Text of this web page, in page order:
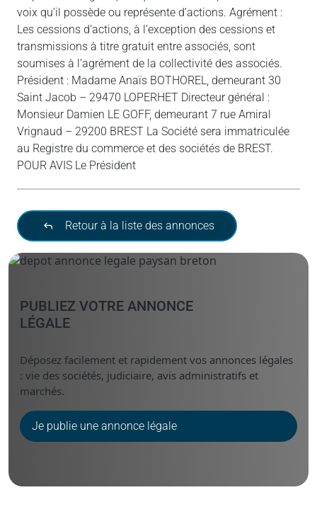
voix qu’il possède ou représente d’actions. Agrément :
Les cessions d’actions, à l’exception des cessions et
transmissions à titre gratuit entre associés, sont
soumises à l’agrément de la collectivité des associés.
Président : Madame Anaïs BOTHOREL, demeurant 30
Saint Jacob – 29470 LOPERHET Directeur général :
Monsieur Damien LE GOFF, demeurant 7 rue Amiral
Vrignaud – 29200 BREST La Société sera immatriculée
au Registre du commerce et des sociétés de BREST.
POUR AVIS Le Président
Retour à la liste des annonces
PUBLIEZ VOTRE ANNONCE
LÉGALE
Déposez facilement et rapidement vos annonces légales
: vie des sociétés, judiciaire, avis administratifs et
marchés.
Je publie une annonce légale